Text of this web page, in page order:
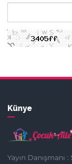
Künye
Yayın Danışmanı